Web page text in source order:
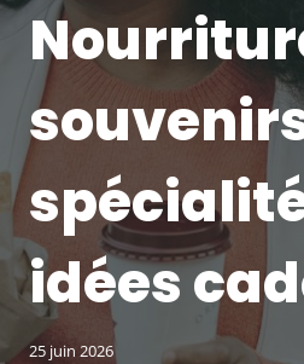
idées
25 juin 2026